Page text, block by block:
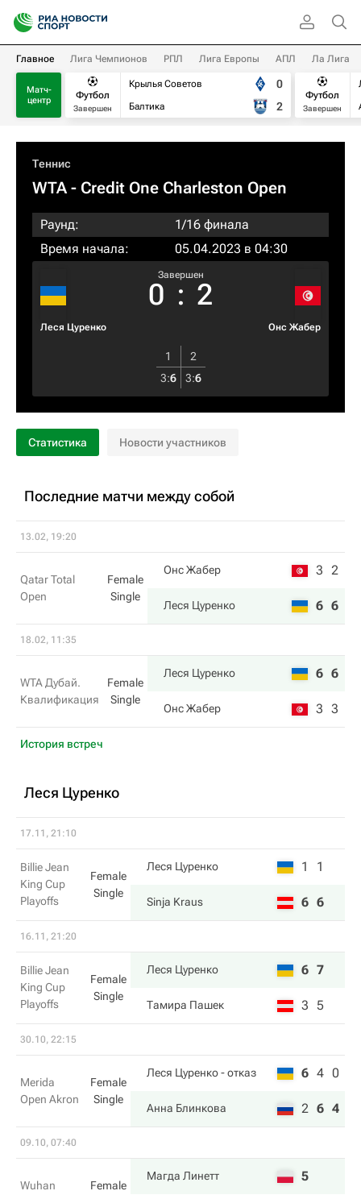
Главное Лига Чемпионов РПЛ Лига Европы АПЛ Ла Лига
Матч-
центр
Футбол
Завершен
Крылья Советов
Балтика
0
2
Футбол
Завершен
Теннис
WTA- Credit One Charleston Open
Раунд:
1/16 финала
Время начала:
05.04.2023 в 04:30
Леся Цуренко
Завершен
0 : 2
Онс Жабер
1
2
3:6 3:6
Статистика Новости участников
Последние матчи между собой
13.02, 19:20
Qatar Total
Open
Female
Single
Онс Жабер 3 2
Леся Цуренко 6 6
18.02, 11:35
WTA Дубай.
Квалификация
Female
Single
Леся Цуренко 6 6
Онс Жабер 3 3
История встреч
Леся Цуренко
17.11, 21:10
Billie Jean
King Cup
Playoffs
Female
Single
Леся Цуренко 1 1
Sinja Kraus 6 6
16.11, 21:20
Billie Jean
King Cup
Playoffs
Female
Single
Леся Цуренко 6 7
Тамира Пашек 3 5
30.10, 22:15
Merida
Open Akron
Female
Single
Леся Цуренко- отказ 6 4 0
Анна Блинкова 2 6 4
09.10, 07:40
Wuhan
Female
Магда Линетт 5